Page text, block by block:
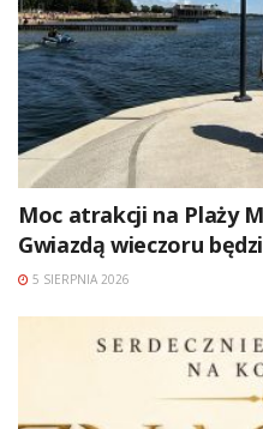
Moc atrakcji na Plaży
Gwiazdą wieczoru
5 SIERPNIA 2026